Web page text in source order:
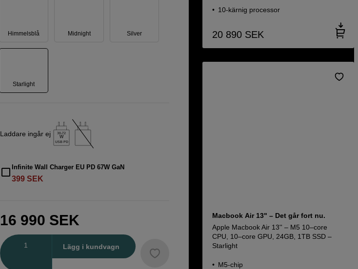
Himmelsblå Midnight Silver
Starlight
Laddare ingår ej 30-72
W
USB PD
Infinite Wall Charger EU PD 67W GaN
399 SEK
16 990 SEK
Lägg i kundvagn
10-kärnig processor
20 890 SEK
Macbook Air 13" – Det går fort nu.
Apple Macbook Air 13'' – M5 10–core
CPU, 10–core GPU, 24GB, 1TB SSD –
Starlight
M5-chip